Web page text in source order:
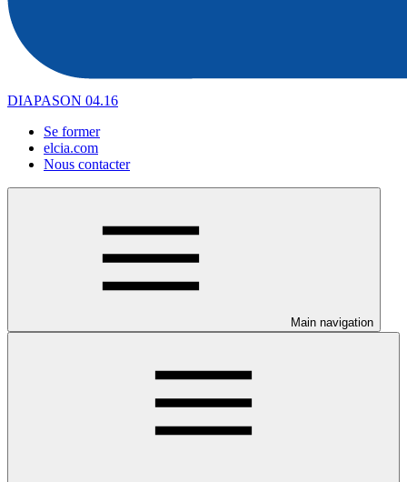
DIAPASON 04.16
Se former
elcia.com
Nous contacter
Main navigation